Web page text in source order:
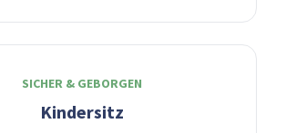
SICHER & GEBORGEN
Kindersitz